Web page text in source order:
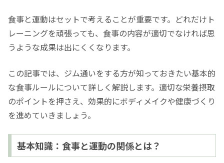
食事と運動はセットで考えることが重要です。どれだけト
レーニングを頑張っても、食事の内容が適切でなければ思
うような成果は出にくくなります。
この記事では、ジム通いをする方が知っておきたい基本的
な食事ルールについて詳しく解説します。適切な栄養摂取
のポイントを押さえ、効果的にボディメイクや健康づくり
を進めていきましょう。
基本知識：食事と運動の関係とは？